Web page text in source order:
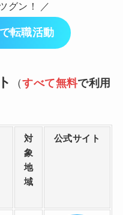
グン！ ／
転職活動
（すべて無料で利用
対
象
地
域
公式サイト